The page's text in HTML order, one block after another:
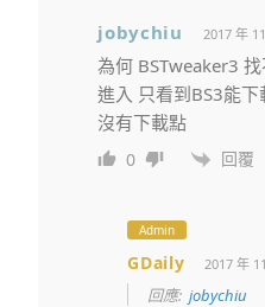
jobychiu 2017 年
為何 BSTweaker3
進入 只看到BS3能
沒有下載點
0 回覆
Admin
GDaily 2017 年
回應:jobychiu